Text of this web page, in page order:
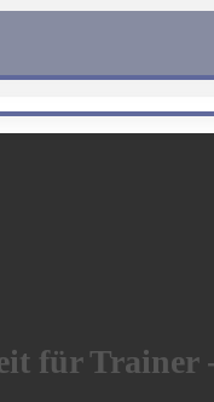
für Trainer